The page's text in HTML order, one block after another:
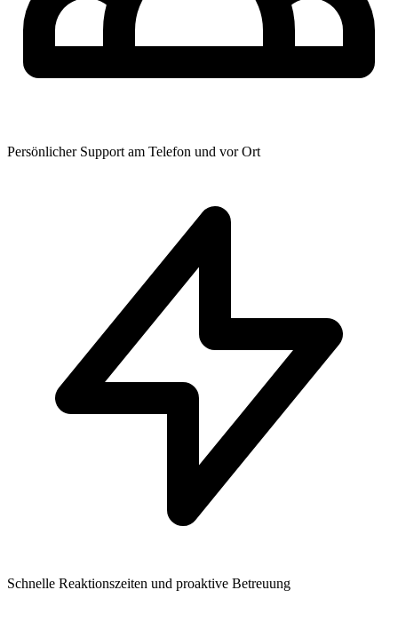
Persönlicher Support am Telefon und vor Ort
Schnelle Reaktionszeiten und proaktive Betreuung